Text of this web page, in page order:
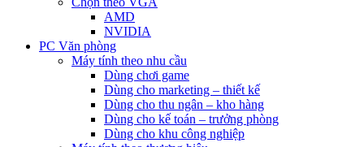
AMD
NVIDIA
PC Văn phòng
Máy tính theo nhu cầu
Dùng chơi game
Dùng cho marketing – thiết kế
Dùng cho thu ngân – kho hàng
Dùng cho kế toán – trưởng phòng
Dùng cho khu công nghiệp